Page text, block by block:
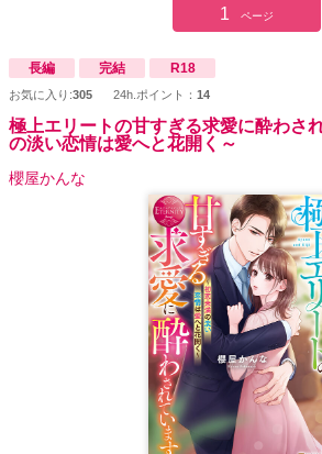
1 ページ
長編 完結 R18
お気に入り:305 24h.ポイント： 14
極上エリートの甘すぎる求愛に酔わさ
の淡い恋情は愛へと花開く～
櫻屋かんな